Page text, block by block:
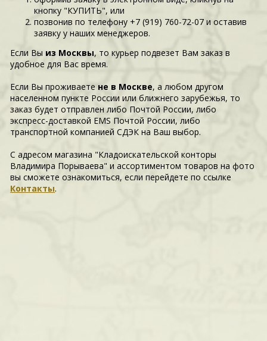
кнопку "КУПИТЬ", или
позвонив по телефону +7 (919) 760-72-07 и оставив
заявку у наших менеджеров.
Если Вы из Москвы, то курьер подвезет Вам заказ в
удобное для Вас время.
Если Вы проживаете не в Москве, а любом другом
населенном пункте России или ближнего зарубежья, то
заказ будет отправлен либо Почтой России, либо
экспресс-доставкой EMS Почтой России, либо
транспортной компанией СДЭК на Ваш выбор.
С адресом магазина "Кладоискательской конторы
Владимира Порываева" и ассортиментом товаров на фото
вы сможете ознакомиться, если перейдете по ссылке
Контакты.